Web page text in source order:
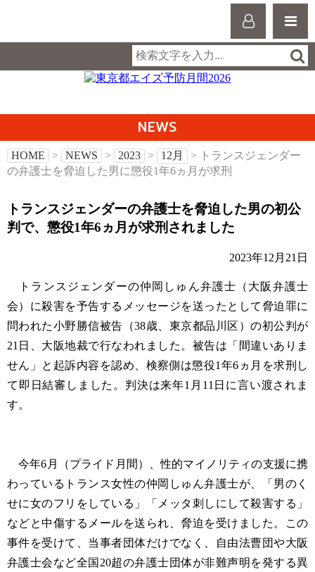
NEWS
HOME > NEWS > 2023 > 12月
> トランスジェンダー
の弁護士を脅迫した男に懲役1年6ヵ月が求刑
トランスジェンダーの弁護士を脅迫した男の初公
判で、懲役1年6ヵ月が求刑されました
2023年12月21日
トランスジェンダーの仲岡しゅん弁護士（大阪弁護士
会）に殺害を予告するメッセージを送ったとして脅迫罪に
問われた小野勝信被告（38歳、東京都品川区）の初公判が
21日、大阪地裁で行なわれました。被告は「間違いありま
せん」と起訴内容を認め、検察側は懲役1年6ヵ月を求刑し
て即日結審しました。判決は来年1月11日に言い渡されま
す。
今年6月（プライド月間）、性的マイノリティの支援に携
わっているトランス女性の仲岡しゅん弁護士が、「男のく
せに女のフリをしている」「メッタ刺しにして殺害する」
などと中傷するメールを送られ、脅迫を受けました。この
事件を受けて、当事者団体だけでなく、自由法曹団や大阪
弁護士会など全国20超の弁護士団体が非難声明を発する異